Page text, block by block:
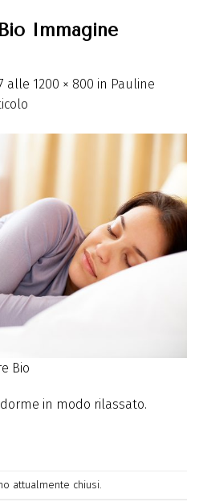
Immagine
alle 1200 × 800 in Pauline
Bio
in modo rilassato.
attualmente chiusi.